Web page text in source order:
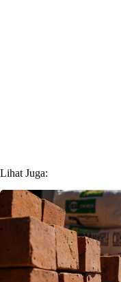
Lihat Juga: